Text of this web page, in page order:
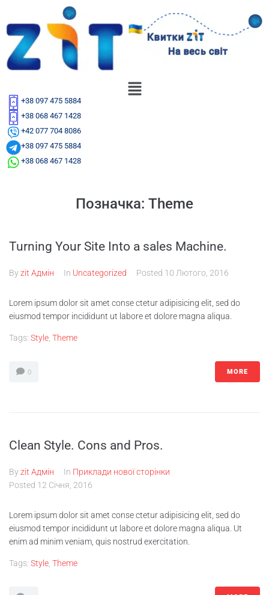
+38 097 475 5884
+38 068 467 1428
+42 077 704 8086
+38 097 475 5884
+38 068 467 1428
Позначка: Theme
Turning Your Site Into a sales Machine.
Byzit Адмін In Uncategorized Posted 10 Лютого, 2016
Lorem ipsum dolor sit amet conse ctetur adipisicing elit, sed do
eiusmod tempor incididunt ut labore et dolore magna aliqua.
Tags: Style Theme
0 MORE
Clean Style. Cons and Pros.
Byzit Адмін In Приклади нової сторінки
Posted 12 Січня, 2016
Lorem ipsum dolor sit amet conse ctetur adipisicing elit, sed do
eiusmod tempor incididunt ut labore et dolore magna aliqua. Ut
enim ad minim veniam, quis nostrud exercitation.
Tags: Style Theme